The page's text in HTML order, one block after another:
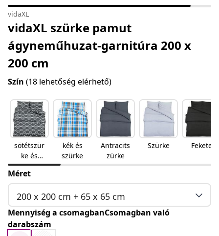
vidaXL
vidaXL szürke pamut
ágyneműhuzat-garnitúra 200 x
200 cm
Szín (18 lehetőség elérhető)
sötétszür
ke és
fehér
kék és
szürke
Antracits
zürke
Szürke Fekete
Méret
200 x 200 cm + 65 x 65 cm
Mennyiség a csomagbanCsomagban való
darabszám